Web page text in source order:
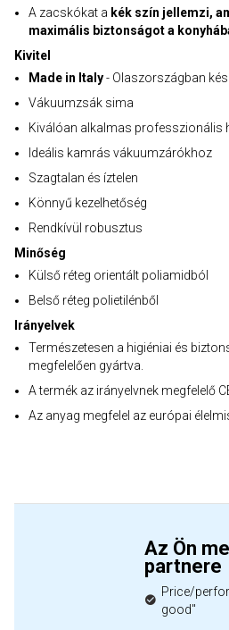
A zacskókat a kék szín jellemzi,
maximális biztonságot a
Kivitel
Made in Italy- Olaszországban
Vákuumzsák sima
Kiválóan alkalmas professzionális
Ideális kamrás vákuumzárókhoz
Szagtalan és íztelen
Könnyű kezelhetőség
Rendkívül robusztus
Minőség
Külső réteg orientált poliamidból
Belső réteg polietilénből
Irányelvek
Természetesen a higiéniai és
megfelelően gyártva.
A termék az irányelvnek megfelelő
Az anyag megfelel az európai
Az Ön
partnere
Price/
good"